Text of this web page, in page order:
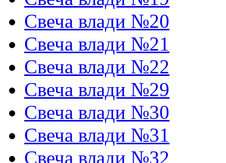
Свеча влади №20
Свеча влади №21
Свеча влади №22
Свеча влади №29
Свеча влади №30
Свеча влади №31
Свеча влади №32